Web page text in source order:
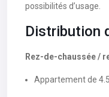
possibilités d’usage.
Distribution
Rez-de-chaussée /
Appartement de